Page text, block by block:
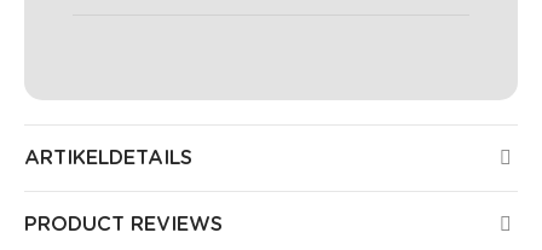
ARTIKELDETAILS
PRODUCT REVIEWS